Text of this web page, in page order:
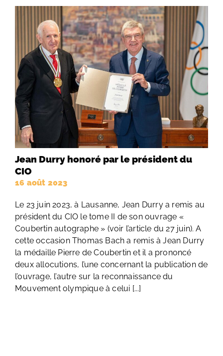
Jean Durry honoré par le président du
CIO
16 août 2023
Le 23 juin 2023, à Lausanne, Jean Durry a remis au
président du CIO le tome II de son ouvrage «
Coubertin autographe » (voir l’article du 27 juin). A
cette occasion Thomas Bach a remis à Jean Durry
la médaille Pierre de Coubertin et il a prononcé
deux allocutions, l’une concernant la publication de
l’ouvrage, l’autre sur la reconnaissance du
Mouvement olympique à celui [...]